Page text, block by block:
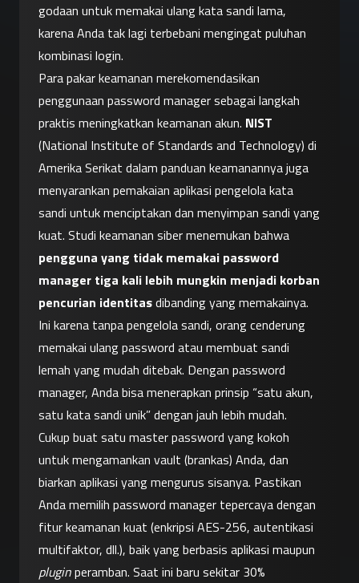
godaan untuk memakai ulang kata sandi lama,
karena Anda tak lagi terbebani mengingat puluhan
kombinasi login.
Para pakar keamanan merekomendasikan
penggunaan password manager sebagai langkah
praktis meningkatkan keamanan akun. NIST
(National Institute of Standards and Technology) di
Amerika Serikat dalam panduan keamanannya juga
menyarankan pemakaian aplikasi pengelola kata
sandi untuk menciptakan dan menyimpan sandi yang
pengguna yang tidak memakai password
manager tiga kali lebih mungkin menjadi korban
pencurian identitas dibanding yang memakainya.
Ini karena tanpa pengelola sandi, orang cenderung
memakai ulang password atau membuat sandi
lemah yang mudah ditebak. Dengan password
manager, Anda bisa menerapkan prinsip “satu akun,
satu kata sandi unik” dengan jauh lebih mudah.
Cukup buat satu master password yang kokoh
untuk mengamankan vault (brankas) Anda, dan
biarkan aplikasi yang mengurus sisanya. Pastikan
Anda memilih password manager tepercaya dengan
fitur keamanan kuat (enkripsi AES-256, autentikasi
plugin peramban. Saat ini baru sekitar 30%